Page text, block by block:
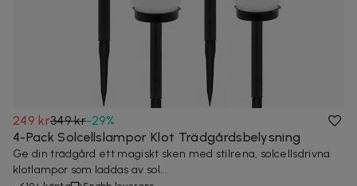
249 kr349 kr-29%
4-Pack Solcellslampor Klot Trädgårdsbelysning
Ge din trädgård ett magiskt sken med stilrena, solcellsdrivna
klotlampor som laddas av sol...